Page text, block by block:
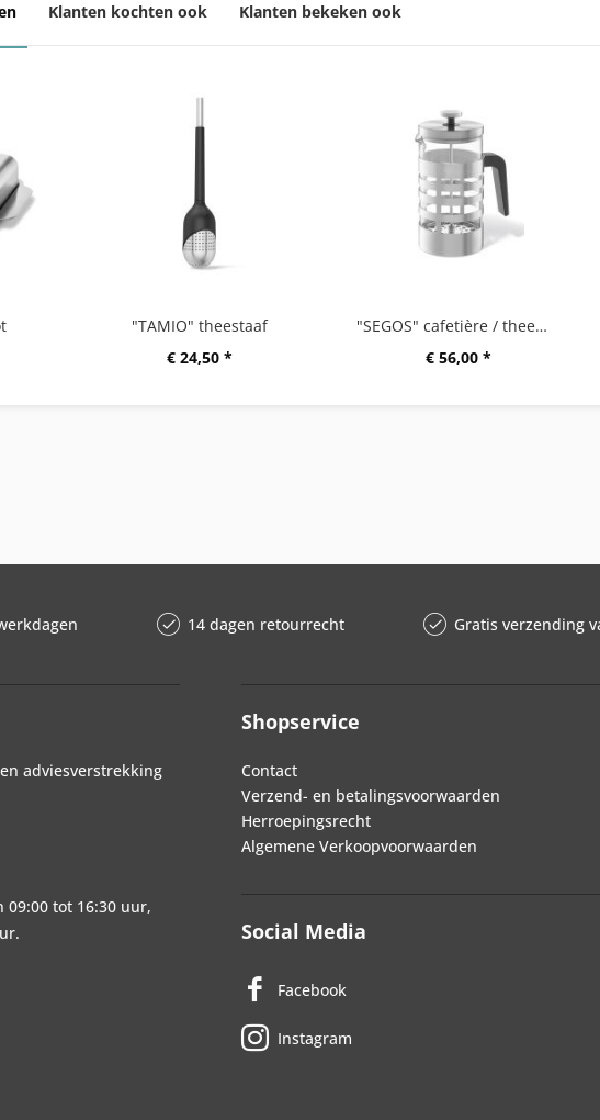
Klanten kochten ook Klanten bekeken ook
"TAMIO" theestaaf
€ 24,50 *
"SEGOS" cafetière / theemaker
€ 56,00 *
14 dagen retourrecht Gratis verzending
adviesverstrekking
09:00 tot 16:30 uur,
Shopservice
Contact
Verzend- en betalingsvoorwaarden
Herroepingsrecht
Algemene Verkoopvoorwaarden
Social Media
Facebook
Instagram